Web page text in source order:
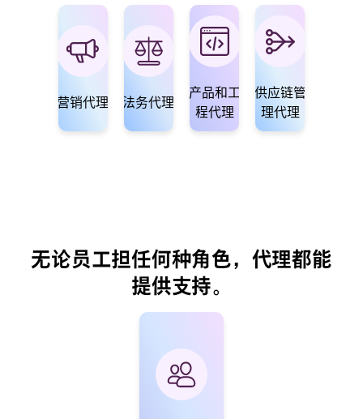
营销代理 法务代理
产品和工
程代理
供应链管
理代理
无论员工担任何种角色，代理都能
提供支持。